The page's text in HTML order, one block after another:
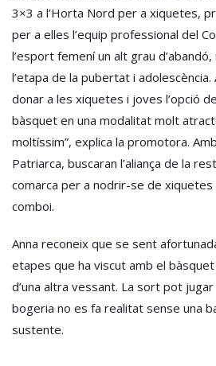
3×3 a l’Horta Nord per a xiquetes,
per a elles l’equip professional del
l’esport femení un alt grau
l’etapa de la pubertat i adolescència.
donar a les xiquetes i joves l’opció
bàsquet en una modalitat molt
moltíssim”, explica la promotora.
Patriarca, buscaran l’aliança de la
comarca per a nodrir-se de xiquetes
comboi.
Anna reconeix que se sent
etapes que ha viscut amb el
d’una altra vessant. La sort pot
bogeria no es fa realitat sense una
sustente.